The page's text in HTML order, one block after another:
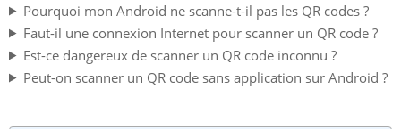
Pourquoi mon Android ne scanne-t-il pas les QR codes ?
Faut-il une connexion Internet pour scanner un QR code ?
Est-ce dangereux de scanner un QR code inconnu ?
Peut-on scanner un QR code sans application sur Android ?